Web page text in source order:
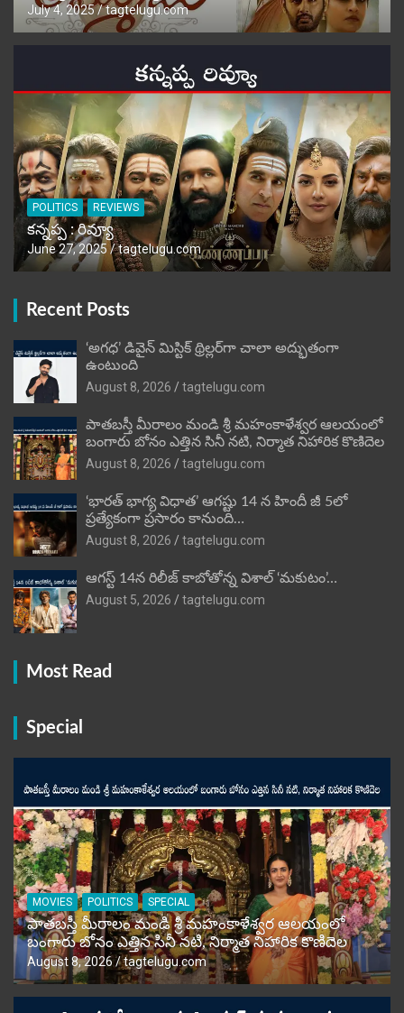
July 4, 2025 tagtelugu.com
POLITICS REVIEWS
కన్నప్ప : రివ్యూ
June 27, 2025 tagtelugu.com
Recent Posts
‘అగధ’ డివైన్ మిస్టిక్ థ్రిల్లర్‌గా చాలా అద్భుతంగా
ఉంటుంది
August 8, 2026
tagtelugu.com
పాతబస్తీ మీరాలం మండి శ్రీ మహంకాళేశ్వర ఆలయంలో
బంగారు బోనం ఎత్తిన సినీ నటి, నిర్మాత నిహారిక కొణిదెల
August 8, 2026
tagtelugu.com
‘భారత్ భాగ్య విధాత’ ఆగష్టు 14 న హిందీ జీ 5లో
ప్రత్యేకంగా ప్రసారం కానుంది…
August 8, 2026
tagtelugu.com
ఆగస్ట్ 14న రిలీజ్ కాబోతోన్న విశాల్ ‘మకుటం’…
August 5, 2026
tagtelugu.com
Most Read
Special
MOVIES POLITICS SPECIAL
పాతబస్తీ మీరాలం మండి శ్రీ మహంకాళేశ్వర ఆలయంలో
బంగారు బోనం ఎత్తిన సినీ నటి, నిర్మాత నిహారిక కొణిదెల
August 8, 2026 tagtelugu.com